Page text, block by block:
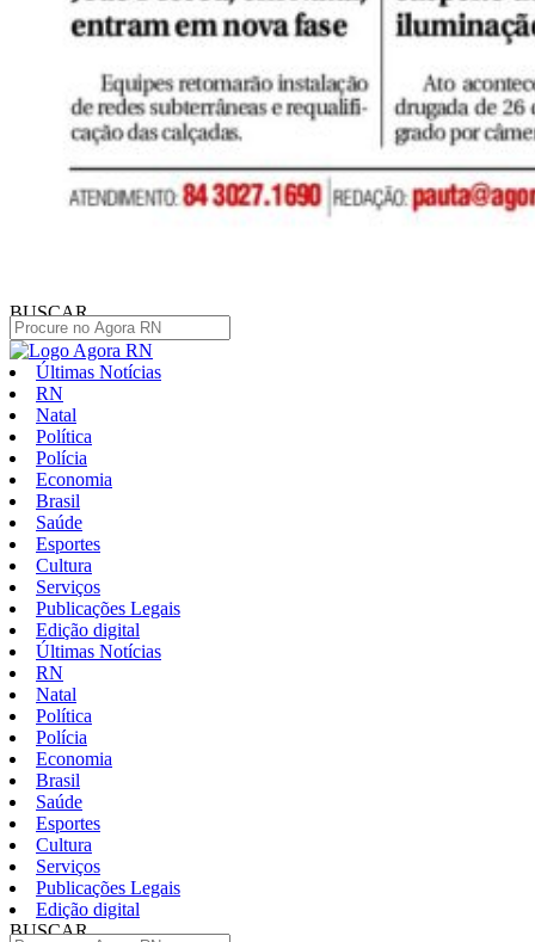
BUSCAR
Últimas Notícias
RN
Natal
Política
Polícia
Economia
Brasil
Saúde
Esportes
Cultura
Serviços
Publicações Legais
Edição digital
Últimas Notícias
RN
Natal
Política
Polícia
Economia
Brasil
Saúde
Esportes
Cultura
Serviços
Publicações Legais
Edição digital
BUSCAR